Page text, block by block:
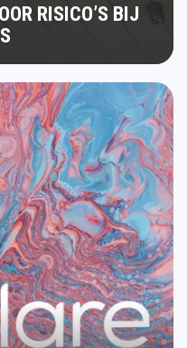
RISICO’S BIJ